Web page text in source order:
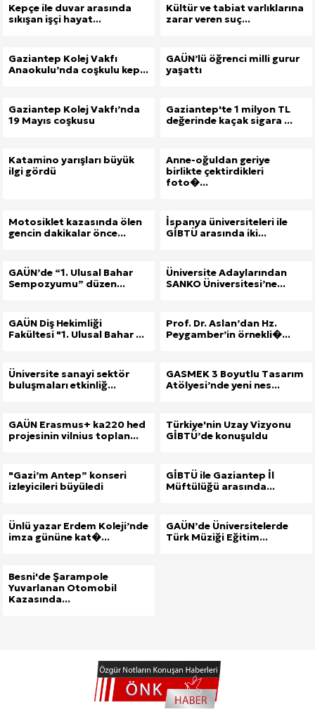
Kepçe ile duvar arasında
sıkışan işçi hayat...
Kültür ve tabiat varlıklarına
zarar veren suç...
Gaziantep Kolej Vakfı
Anaokulu’nda coşkulu kep...
GAÜN’lü öğrenci milli gurur
yaşattı
Gaziantep Kolej Vakfı’nda
19 Mayıs coşkusu
Gaziantep'te 1 milyon TL
değerinde kaçak sigara ...
Katamino yarışları büyük
ilgi gördü
Anne-oğuldan geriye
birlikte çektirdikleri
foto�...
Motosiklet kazasında ölen
gencin dakikalar önce...
İspanya üniversiteleri ile
GİBTÜ arasında iki...
GAÜN’de “1. Ulusal Bahar
Sempozyumu” düzen...
Üniversite Adaylarından
SANKO Üniversitesi’ne...
GAÜN Diş Hekimliği
Fakültesi "1. Ulusal Bahar ...
Prof. Dr. Aslan’dan Hz.
Peygamber’in örnekli�...
Üniversite sanayi sektör
buluşmaları etkinliğ...
GASMEK 3 Boyutlu Tasarım
Atölyesi’nde yeni nes...
GAÜN Erasmus+ ka220 hed
projesinin vilnius toplan...
Türkiye'nin Uzay Vizyonu
GİBTÜ’de konuşuldu
"Gazi’m Antep” konseri
izleyicileri büyüledi
GİBTÜ ile Gaziantep İl
Müftülüğü arasında...
Ünlü yazar Erdem Koleji’nde
imza gününe kat�...
GAÜN’de Üniversitelerde
Türk Müziği Eğitim...
Besni'de Şarampole
Yuvarlanan Otomobil
Kazasında...